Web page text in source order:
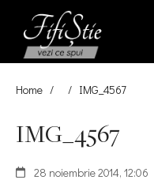
Home / / IMG_4567
IMG_4567
28 noiembrie 2014, 12:06